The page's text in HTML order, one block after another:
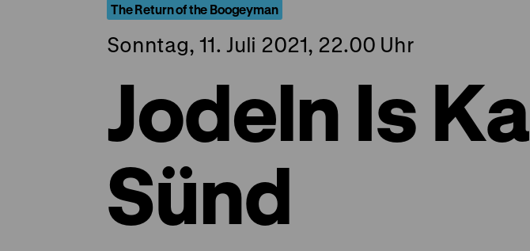
The Return of the Boogeyman
Sonntag, 11. Juli 2021, 22.00 Uhr
Jodeln Is Ka
Sünd